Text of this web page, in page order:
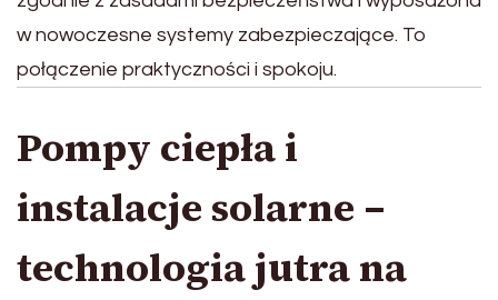
w nowoczesne systemy zabezpieczające. To
połączenie praktyczności i spokoju.
Pompy ciepła i
instalacje solarne –
technologia jutra na